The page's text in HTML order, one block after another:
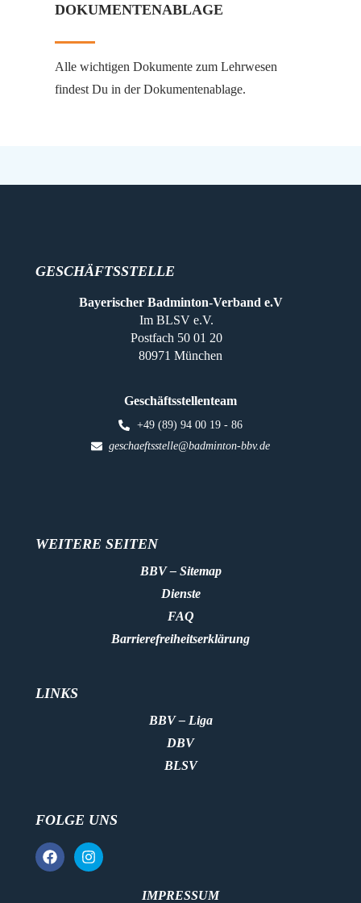
DOKUMENTENABLAGE
Alle wichtigen Dokumente zum Lehrwesen
findest Du in der Dokumentenablage.
GESCHÄFTSSTELLE
Bayerischer Badminton-Verband e.V
Im BLSV e.V.
Postfach 50 01 20
80971 München
Geschäftsstellenteam
+49 (89) 94 00 19 - 86
geschaeftsstelle@badminton-bbv.de
WEITERE SEITEN
BBV – Sitemap
Dienste
FAQ
Barrierefreiheitserklärung
LINKS
BBV – Liga
DBV
BLSV
FOLGE UNS
IMPRESSUM